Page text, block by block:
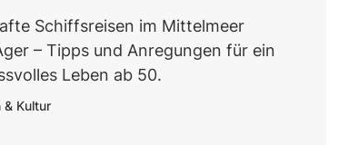
Schiffsreisen im Mittelmeer
– Tipps und Anregungen für ein
Leben ab 50.
& Kultur